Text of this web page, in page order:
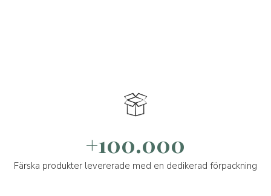
+100.000
Färska produkter levererade med en dedikerad förpackning